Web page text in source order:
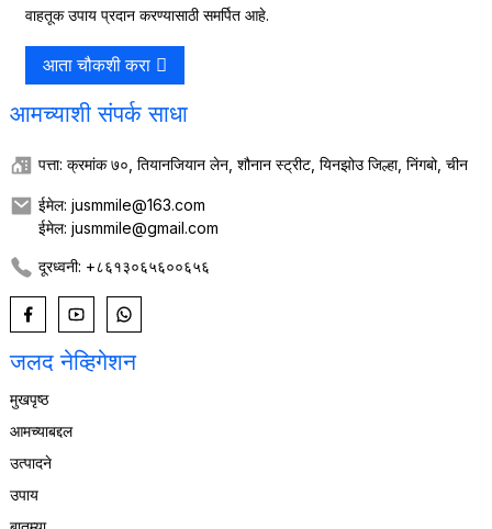
वाहतूक उपाय प्रदान करण्यासाठी समर्पित आहे.
आता चौकशी करा
आमच्याशी संपर्क साधा
पत्ता: क्रमांक ७०, तियानजियान लेन, शौनान स्ट्रीट, यिनझोउ जिल्हा, निंगबो, चीन
ईमेल: jusmmile@163.com
ईमेल: jusmmile@gmail.com
दूरध्वनी: +८६१३०६५६००६५६
जलद नेव्हिगेशन
मुखपृष्ठ
आमच्याबद्दल
उत्पादने
उपाय